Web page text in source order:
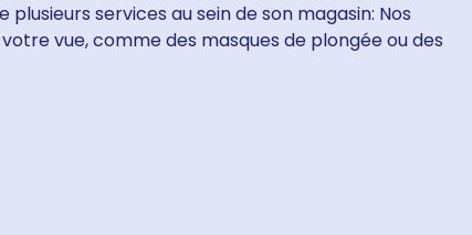
services au sein de son magasin: Nos
vue, comme des masques de plongée ou des